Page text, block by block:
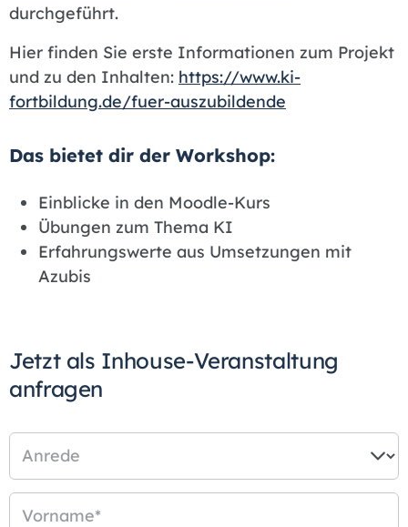
durchgeführt.
Hier finden Sie erste Informationen zum Projekt
und zu den Inhalten: https://www.ki-
fortbildung.de/fuer-auszubildende
Das bietet dir der Workshop:
Einblicke in den Moodle-Kurs
Übungen zum Thema KI
Erfahrungswerte aus Umsetzungen mit
Azubis
Jetzt als Inhouse-Veranstaltung
anfragen
Anrede
Vorname*